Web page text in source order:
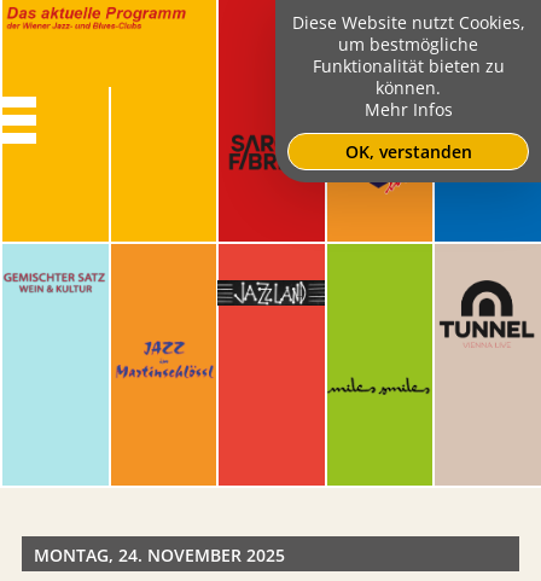
MONTAG, 24. NOVEMBER 2025
Diese Website nutzt Cookies,
um bestmögliche
Funktionalität bieten zu
können.
Mehr Infos
OK, verstanden